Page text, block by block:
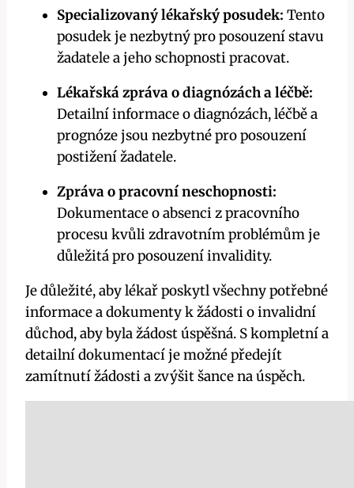
Specializovaný lékařský posudek: Tento
posudek je nezbytný pro posouzení stavu
žadatele a jeho schopnosti pracovat.
Lékařská zpráva o diagnózách a léčbě:
Detailní informace o diagnózách, léčbě a
prognóze jsou nezbytné pro posouzení
postižení žadatele.
Zpráva o pracovní neschopnosti:
Dokumentace o absenci z pracovního
procesu kvůli zdravotním problémům je
důležitá pro posouzení invalidity.
Je důležité, aby lékař poskytl všechny potřebné
informace a dokumenty k žádosti o invalidní
důchod, aby byla žádost úspěšná. S kompletní a
detailní dokumentací je možné předejít
zamítnutí žádosti a zvýšit šance na úspěch.